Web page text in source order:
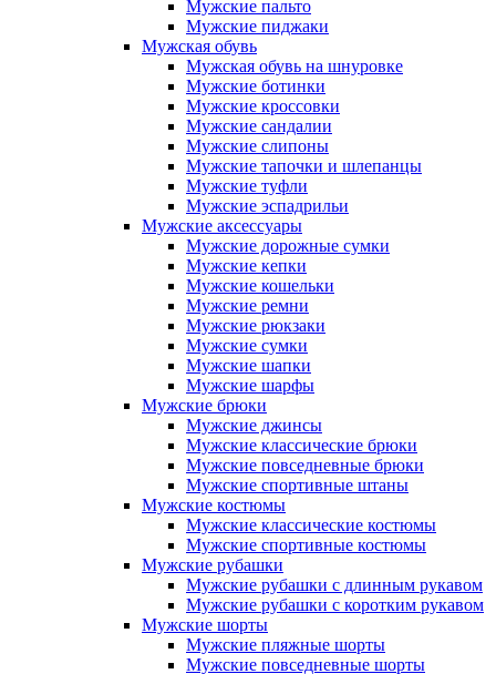
Мужские пальто
Мужские пиджаки
Мужская обувь
Мужская обувь на шнуровке
Мужские ботинки
Мужские кроссовки
Мужские сандалии
Мужские слипоны
Мужские тапочки и шлепанцы
Мужские туфли
Мужские эспадрильи
Мужские аксессуары
Мужские дорожные сумки
Мужские кепки
Мужские кошельки
Мужские ремни
Мужские рюкзаки
Мужские сумки
Мужские шапки
Мужские шарфы
Мужские брюки
Мужские джинсы
Мужские классические брюки
Мужские повседневные брюки
Мужские спортивные штаны
Мужские костюмы
Мужские классические костюмы
Мужские спортивные костюмы
Мужские рубашки
Мужские рубашки с длинным рукавом
Мужские рубашки с коротким рукавом
Мужские шорты
Мужские пляжные шорты
Мужские повседневные шорты